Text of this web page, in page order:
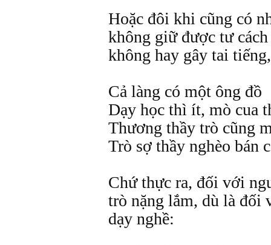
Hoặc đôi khi cũng có
không giữ được tư
không hay gây tai
Cả làng có một ông đồ
Dạy học thì ít, mò cua
Thương thầy trò cũng
Trò sợ thầy nghèo bán
Chứ thực ra, đối với
trò nặng lắm, dù là đối
dạy nghề: